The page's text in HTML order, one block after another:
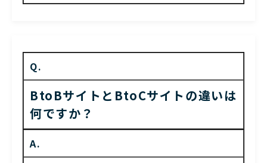
Q.
BtoBサイトとBtoCサイトの違いは
何ですか？
A.